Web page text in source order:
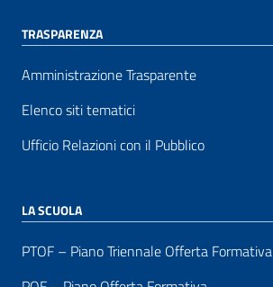
TRASPARENZA
Amministrazione Trasparente
Elenco siti tematici
Ufficio Relazioni con il Pubblico
LA SCUOLA
PTOF – Piano Triennale Offerta Formativa